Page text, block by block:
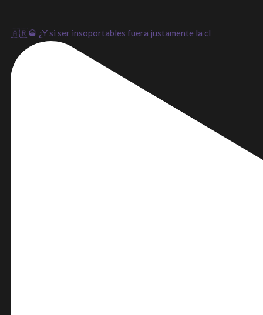
🇦🇷🥃 ¿Y si ser insoportables fuera justamente la cl